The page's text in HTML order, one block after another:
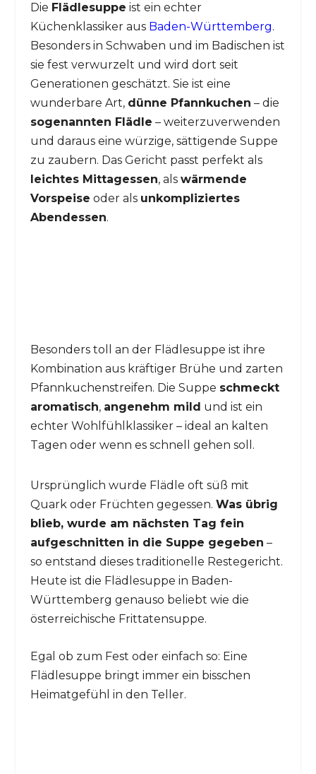
Die Flädlesuppe ist ein echter
Küchenklassiker aus Baden-Württemberg.
Besonders in Schwaben und im Badischen ist
sie fest verwurzelt und wird dort seit
Generationen geschätzt. Sie ist eine
wunderbare Art, dünne Pfannkuchen – die
sogenannten Flädle – weiterzuverwenden
und daraus eine würzige, sättigende Suppe
zu zaubern. Das Gericht passt perfekt als
leichtes Mittagessen, als wärmende
Vorspeise oder als unkompliziertes
Abendessen.
Besonders toll an der Flädlesuppe ist ihre
Kombination aus kräftiger Brühe und zarten
Pfannkuchenstreifen. Die Suppe schmeckt
aromatisch, angenehm mild und ist ein
echter Wohlfühlklassiker – ideal an kalten
Tagen oder wenn es schnell gehen soll.
Ursprünglich wurde Flädle oft süß mit
Quark oder Früchten gegessen. Was übrig
blieb, wurde am nächsten Tag fein
aufgeschnitten in die Suppe gegeben –
so entstand dieses traditionelle Restegericht.
Heute ist die Flädlesuppe in Baden-
Württemberg genauso beliebt wie die
österreichische Frittatensuppe.
Egal ob zum Fest oder einfach so: Eine
Flädlesuppe bringt immer ein bisschen
Heimatgefühl in den Teller.